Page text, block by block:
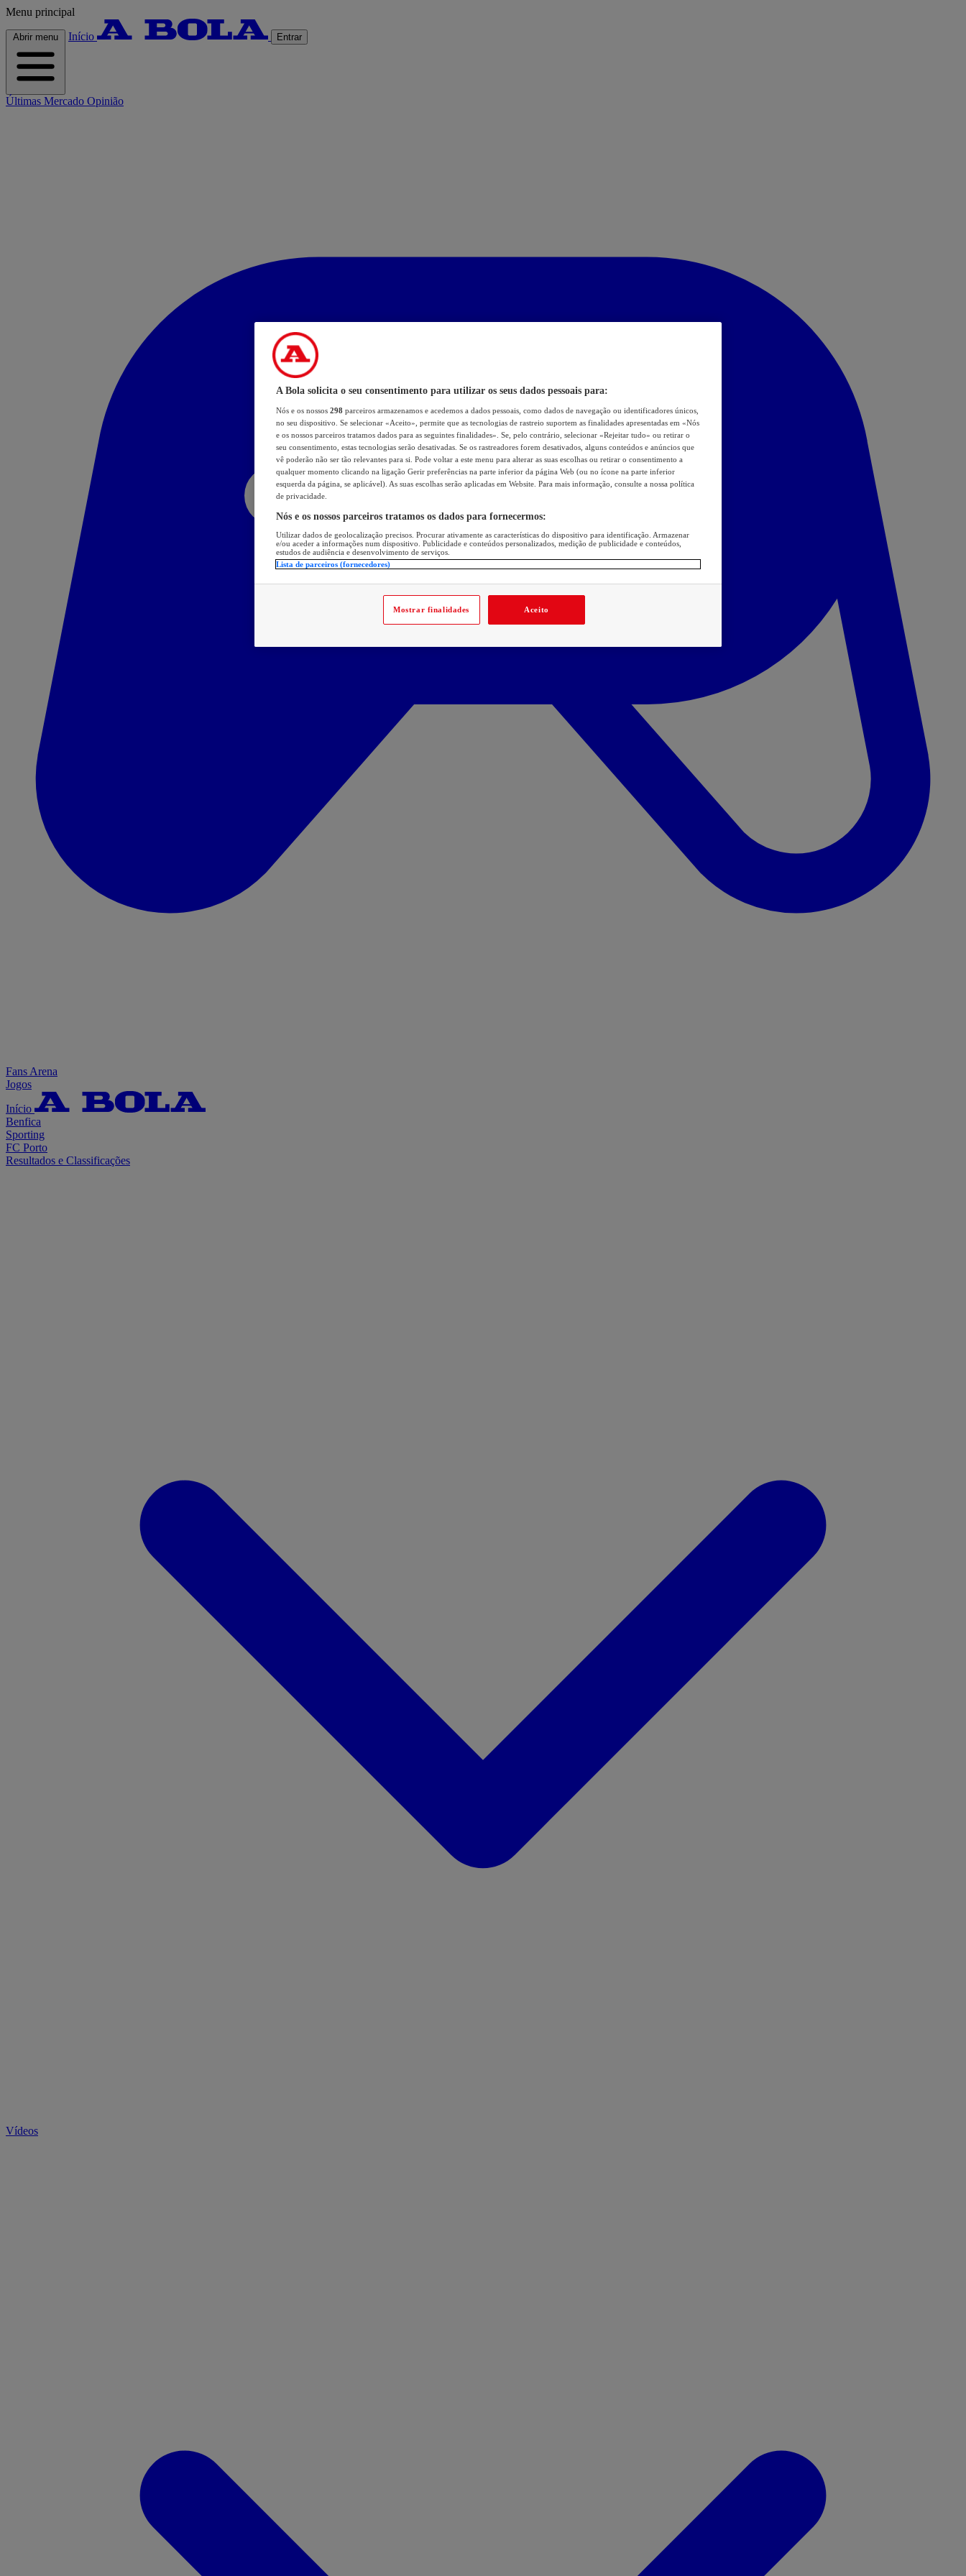
Menu principal
Abrir menu Início Entrar
Últimas Mercado Opinião
Fans Arena
Jogos
Início
Benfica
Sporting
FC Porto
Resultados e Classificações
Vídeos
A Bola solicita o seu consentimento para utilizar os seus dados pessoais para:
Nós e os nossos 298 parceiros armazenamos e acedemos a dados pessoais, como dados de navegação ou identificadores únicos,
no seu dispositivo. Se selecionar «Aceito», permite que as tecnologias de rastreio suportem as finalidades apresentadas em «Nós
e os nossos parceiros tratamos dados para as seguintes finalidades». Se, pelo contrário, selecionar «Rejeitar tudo» ou retirar o
seu consentimento, estas tecnologias serão desativadas. Se os rastreadores forem desativados, alguns conteúdos e anúncios que
vê poderão não ser tão relevantes para si. Pode voltar a este menu para alterar as suas escolhas ou retirar o consentimento a
qualquer momento clicando na ligação Gerir preferências na parte inferior da página Web (ou no ícone na parte inferior
esquerda da página, se aplicável). As suas escolhas serão aplicadas em Website. Para mais informação, consulte a nossa política
de privacidade.
Nós e os nossos parceiros tratamos os dados para fornecermos:
Utilizar dados de geolocalização precisos. Procurar ativamente as características do dispositivo para identificação. Armazenar
e/ou aceder a informações num dispositivo. Publicidade e conteúdos personalizados, medição de publicidade e conteúdos,
estudos de audiência e desenvolvimento de serviços.
Lista de parceiros (fornecedores)
Mostrar finalidades Aceito